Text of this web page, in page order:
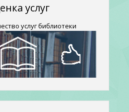
услуг
услуг библиотеки